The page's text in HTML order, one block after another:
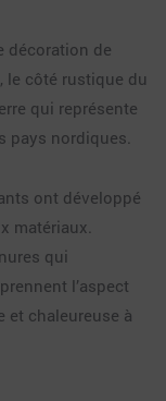
décoration de
le côté rustique du
qui représente
pays nordiques.
ont développé
matériaux.
qui
l’aspect
et chaleureuse à